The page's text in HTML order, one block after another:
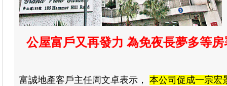
公屋富戶又再發力 為免夜長夢多等
富誠地產客戶主任周文卓表示 ， 本公司促成一宗宏